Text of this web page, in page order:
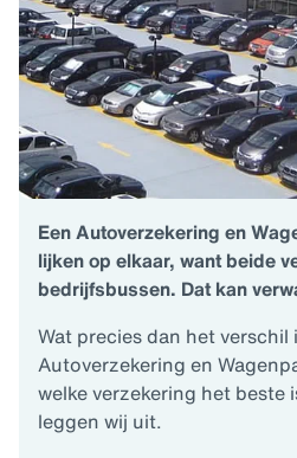
Een Autoverzekering en
lijken op elkaar, want beide
bedrijfsbussen. Dat kan
Wat precies dan het verschil
Autoverzekering en
welke verzekering het beste
leggen wij uit.